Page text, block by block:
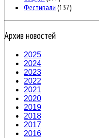
Фестивали (137)
Архив новостей
2025
2024
2023
2022
2021
2020
2019
2018
2017
2016